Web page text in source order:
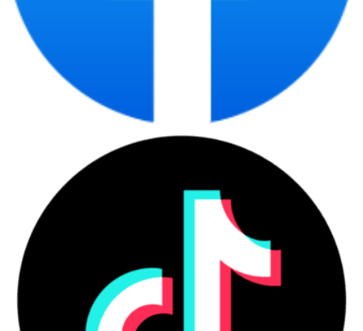
2. Công dụng, Chức năng của máy Scan A4
Về công dụng, chức năng của
, chúng ta có thể nói
tới một số công dụng nổi bật của máy như:
Quét tài liệu:
có thể quét các tài liệu có
bản vẽ, bản thiết kế, v.v.
Chuyển đổi tài liệu sang định dạng kỹ thuật
số:
Sau khi quét, máy scan
có thể chuyển đổi tài liệu
sang định dạng kỹ thuật số, chẳng hạn như PDF, JPEG,
v.v. Điều này giúp người dùng có thể lưu trữ, chỉnh sửa và
Máy scan
có thể tối ưu hóa
tài liệu bằng cách điều chỉnh độ sáng, độ tương phản, độ
sắc nét, v.v. Điều này giúp tạo ra các bản quét có chất
lượng cao, phù hợp với nhiều mục đích sử dụng khác